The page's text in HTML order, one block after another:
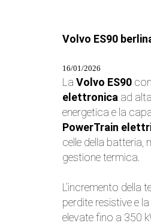
Volvo ES90
16/01/2026
La Volvo ES90
elettronica ad
energetica e la
PowerTrain
celle della batteria,
gestione termica.
L’incremento della
perdite resistive e
elevate fino a 350